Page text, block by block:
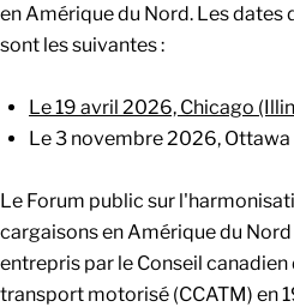
en Amérique du Nord. Les dates
sont les suivantes :
Le 19 avril 2026, Chicago
Le 3 novembre 2026, Ottawa
Le Forum public sur
cargaisons en Amérique du
entrepris par le Conseil
transport motorisé (CCATM) en